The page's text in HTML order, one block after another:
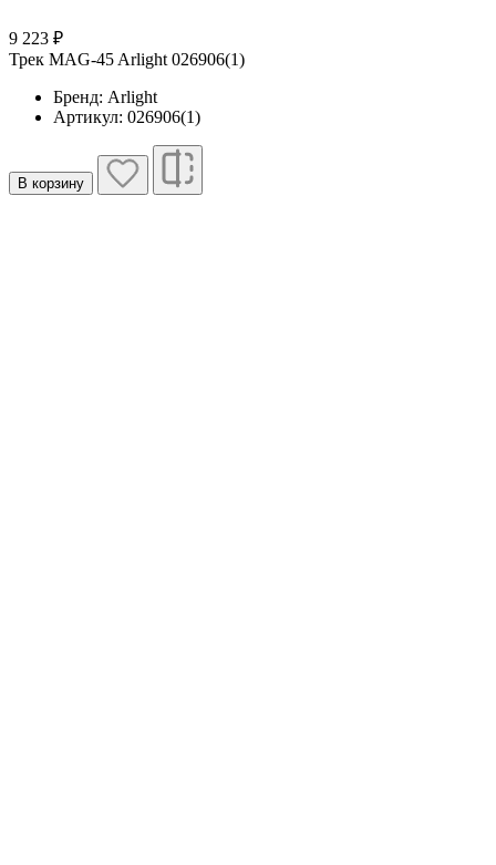
9 223 ₽
Трек MAG-45 Arlight 026906(1)
Бренд: Arlight
Артикул: 026906(1)
В корзину